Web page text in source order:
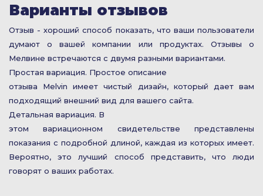
Варианты отзывов
Отзыв - хороший способ показать, что ваши пользователи
думают о вашей компании или продуктах. Отзывы о
Мелвине встречаются с двумя разными вариантами.
Простая вариация. Простое описание
отзыва Melvin имеет чистый дизайн, который дает вам
подходящий внешний вид для вашего сайта.
Детальная вариация. В
этом вариационном свидетельстве представлены
показания с подробной длиной, каждая из которых имеет.
Вероятно, это лучший способ представить, что люди
говорят о ваших работах.